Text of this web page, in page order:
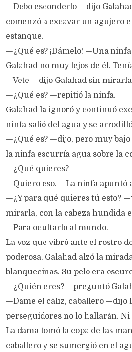
—Debo esconderlo —dijo
comenzó a excavar un agujero
estanque.
—¿Qué es? ¡Dámelo! —Una
Galahad no muy lejos de él.
—Vete —dijo Galahad sin
—¿Qué es? —repitió la ninfa.
Galahad la ignoró y continuó
ninfa salió del agua y se
—¿Qué es? —dijo, pero muy bajo
la ninfa escurría agua sobre la
—¿Qué quieres?
—Quiero eso. —La ninfa apuntó
—¿Y para qué quieres tú esto?
mirarla, con la cabeza hundida
—Para ocultarlo al mundo.
La voz que vibró ante el rostro
poderosa. Galahad alzó la
blanquecinas. Su pelo era
—¿Quién eres? —preguntó
—Dame el cáliz, caballero —dijo
perseguidores no lo hallarán. Ni
La dama tomó la copa de las
caballero y se sumergió en el